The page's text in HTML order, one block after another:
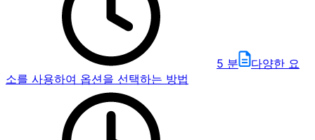
5 분
다양한 요
소를 사용하여 옵션을 선택하는 방법